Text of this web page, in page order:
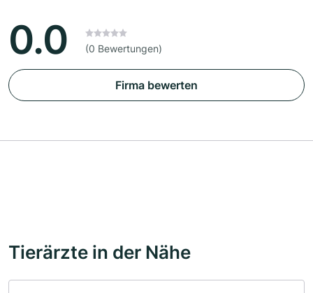
0.0 (0 Bewertungen)
Firma bewerten
Tierärzte in der Nähe